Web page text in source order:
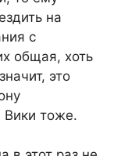
на
с
общая, хоть
это
Вики тоже.